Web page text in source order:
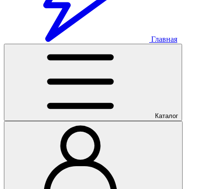
Главная
Каталог